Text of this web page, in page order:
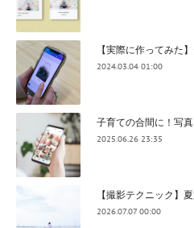
【実際に作ってみた
2024.03.04 01:00
子育ての合間に！写
2025.06.26 23:35
【撮影テクニック】
2026.07.07 00:00